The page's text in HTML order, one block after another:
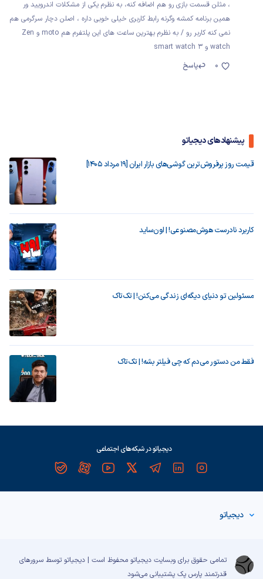
، مثلن قسمت بازی رو هم اضافه کنه، به نظرم یکی از مشکلات اندرویید ور
همین برنامه کمشه وگرنه رابط کاربری خیلی خوبی داره ، اصلن دچار سرگرمی هم
نمی کنه کاربر رو / به نظرم بهترین ساعت های این پلتفرم هم moto و Zen
watch و smart watch 3
پاسخ
0
پیشنهادهای دیجیاتو
قیمت روز پرفروش‌ترین گوشی‌های بازار ایران [19 مرداد 1405]
کاربرد نادرست هوش‌مصنوعی! | اون‌ساید
مسئولین تو دنیای دیگه‌ای زندگی می‌کنن! | تک‌تاک
فقط من دستور می‌دم که چی فیلتر بشه! | تک‌تاک
دیجیاتو در شبکه‌های اجتماعی
دیجیاتو
تمامی حقوق برای وبسایت دیجیاتو محفوظ است | دیجیاتو توسط سرورهای
قدرتمند پارس پک پشتیبانی می‌شود